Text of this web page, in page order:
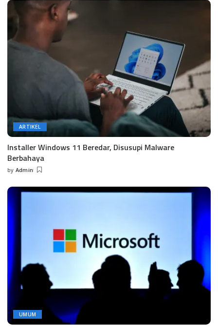
ARTIKEL
Installer Windows 11 Beredar, Disusupi Malware
Berbahaya
Posted
by Admin
UMUM